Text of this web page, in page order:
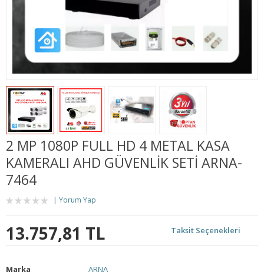
2 MP 1080P FULL HD 4 METAL KASA
KAMERALI AHD GÜVENLIK SETI ARNA-
7464
Yorum Yap
13.757,81 TL Taksit Seçenekleri
Marka
ARNA